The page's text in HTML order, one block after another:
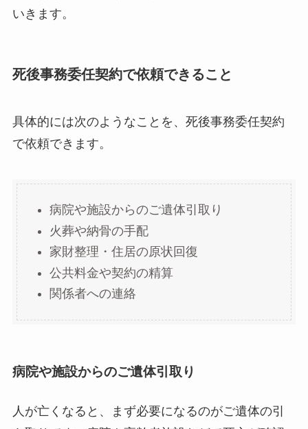
いきます。
死後事務委任契約で依頼できること
具体的には次のようなことを、死後事務委任契約
で依頼できます。
病院や施設からのご遺体引取り
火葬や納骨の手配
家財整理・住居の原状回復
公共料金や契約の精算
関係者への連絡
病院や施設からのご遺体引取り
人が亡くなると、まず必要になるのがご遺体の引